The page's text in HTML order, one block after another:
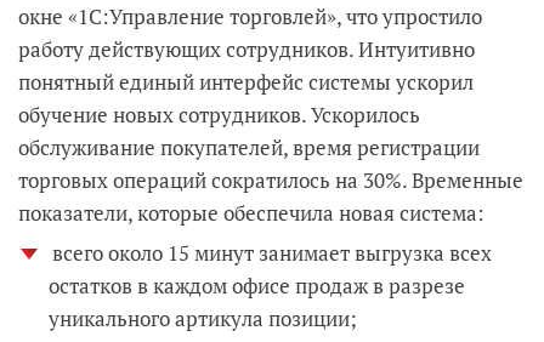
окне «1С:Управление торговлей», что упростило
работу действующих сотрудников. Интуитивно
понятный единый интерфейс системы ускорил
обучение новых сотрудников. Ускорилось
обслуживание покупателей, время регистрации
торговых операций сократилось на 30%. Временные
показатели, которые обеспечила новая система:
всего около 15 минут занимает выгрузка всех
остатков в каждом офисе продаж в разрезе
уникального артикула позиции;